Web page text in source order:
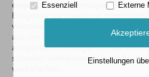
eingestuften Verbrennungen: Eine
Ereignisse war jeweils mit einem
verbunden, und sogar ein einzelner
aus, um die Wahrscheinlichkeit für
ausgeprägtesten zeigte sich der
schweren Verbrennungen in der
verdreifachten.
Essenziell Externe
Einstellungen